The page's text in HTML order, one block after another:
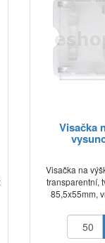
Visačka
Visačka na
transparentní,
85,5x55mm,